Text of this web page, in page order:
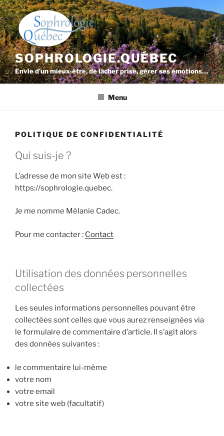
Aller
au
contenu
principal
SOPHROLOGIE.QUÉBEC
Envie d’un mieux-être, de lâcher prise, gérer ses émotions…
Menu
POLITIQUE DE CONFIDENTIALITÉ
Qui suis-je ?
L’adresse de mon site Web est :
https://sophrologie.quebec.
Je me nomme Mélanie Cadec.
Pour me contacter : Contact
Utilisation des données personnelles
collectées
Les seules informations personnelles pouvant être
collectées sont celles que vous aurez renseignées via
le formulaire de commentaire d’article. Il s’agit alors
des données suivantes :
le commentaire lui-même
votre nom
votre email
votre site web (facultatif)